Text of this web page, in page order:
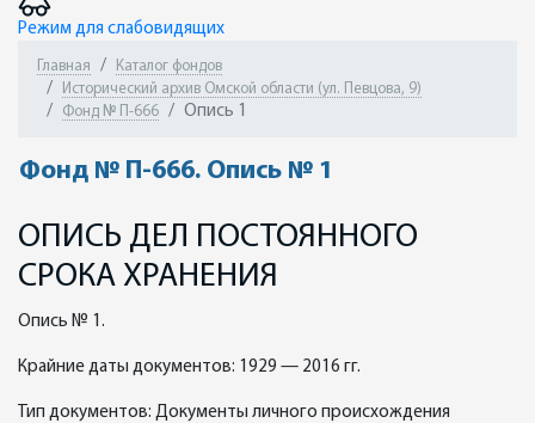
Режим для слабовидящих
Главная
Каталог фондов
Исторический архив Омской области (ул. Певцова, 9)
Фонд № П-666
Опись 1
Фонд № П-666. Опись № 1
ОПИСЬ ДЕЛ ПОСТОЯННОГО
СРОКА ХРАНЕНИЯ
Опись № 1.
Крайние даты документов: 1929 — 2016 гг.
Тип документов: Документы личного происхождения